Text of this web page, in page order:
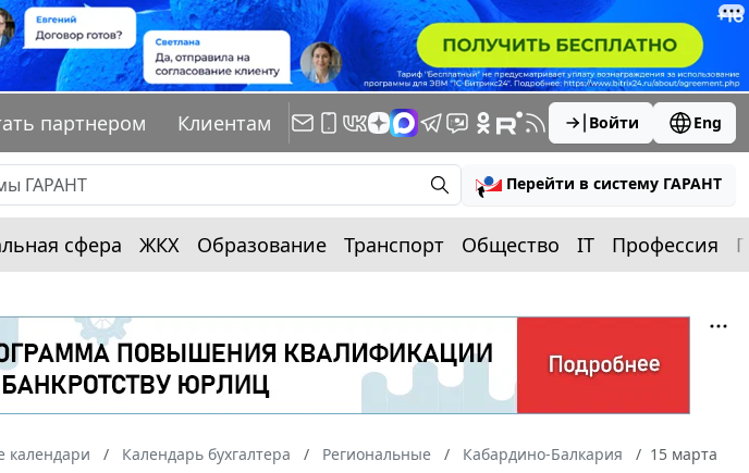
партнером Клиентам Войти Eng
Перейти в систему ГАРАНТ
сфера ЖКХ Образование Транспорт Общество IT Профессия
календари Календарь бухгалтера Региональные Кабардино-Балкария
15 марта